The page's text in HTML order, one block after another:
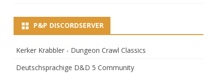
P&P DISCORDSERVER
Kerker Krabbler - Dungeon Crawl Classics
Deutschsprachige D&D 5 Community